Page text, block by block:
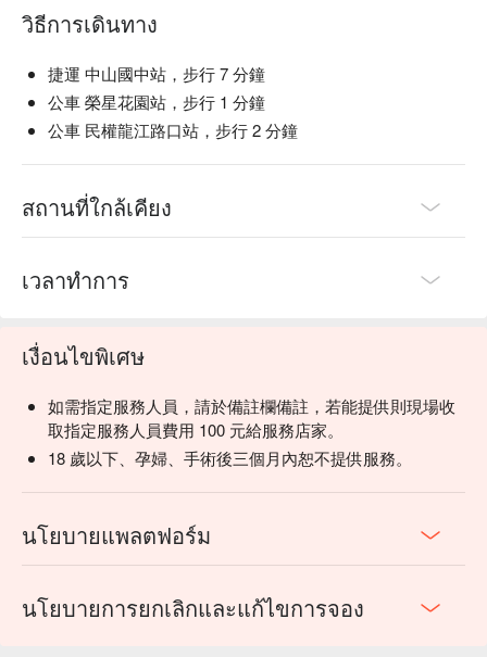
วิธีการเดินทาง
捷運 中山國中站，步行 7 分鐘
公車 榮星花園站，步行 1 分鐘
公車 民權龍江路口站，步行 2 分鐘
สถานที่ใกล้เคียง
เวลาทำการ
เงื่อนไขพิเศษ
如需指定服務人員，請於備註欄備註，若能提供則現場收
取指定服務人員費用 100 元給服務店家。
18 歲以下、孕婦、手術後三個月內恕不提供服務。
นโยบายแพลตฟอร์ม
นโยบายการยกเลิกและแก้ไขการจอง